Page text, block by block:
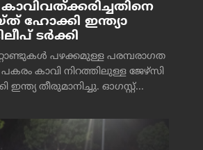
ഹോക്കി ഇന്ത്യാ
ടര്‍ക്കി
പഴക്കമുള്ള പരമ്പരാഗത
പകരം കാവി നിറത്തിലുള്ള ജേഴ്‌സി
ഇന്ത്യ തീരുമാനിച്ചു. ഓഗസ്റ്റ്...